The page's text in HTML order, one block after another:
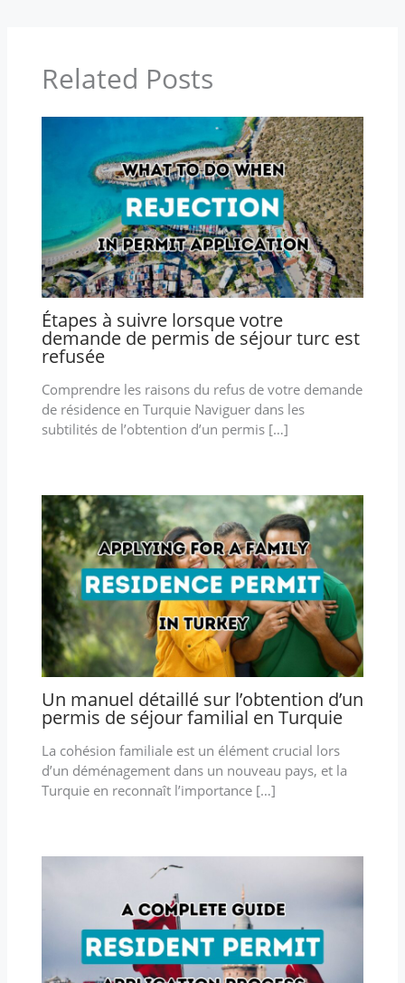
Related Posts
Étapes à suivre lorsque votre
demande de permis de séjour turc est
refusée
Comprendre les raisons du refus de votre demande
de résidence en Turquie Naviguer dans les
subtilités de l’obtention d’un permis […]
Un manuel détaillé sur l’obtention d’un
permis de séjour familial en Turquie
La cohésion familiale est un élément crucial lors
d’un déménagement dans un nouveau pays, et la
Turquie en reconnaît l’importance […]